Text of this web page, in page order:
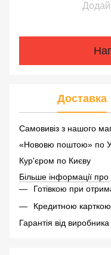
Доставка
Самовивіз з нашого
«Нововю поштою» по
Кур'єром по Києву
Більше інформації про
Готівкою при
Кредитною карткою
Гарантія від виробника